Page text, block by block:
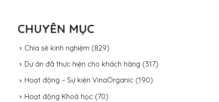
CHUYÊN MỤC
Chia sẻ kinh nghiệm (829)
Dự án đã thực hiện cho khách hàng (317)
Hoạt động – Sự kiện VinaOrganic (190)
Hoạt động Khoá học (70)